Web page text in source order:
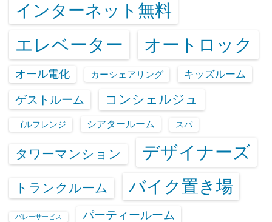
インターネット無料
エレベーター オートロック
オール電化 カーシェアリング キッズルーム
ゲストルーム コンシェルジュ
ゴルフレンジ シアタールーム スパ
タワーマンション デザイナーズ
トランクルーム バイク置き場
バレーサービス パーティールーム